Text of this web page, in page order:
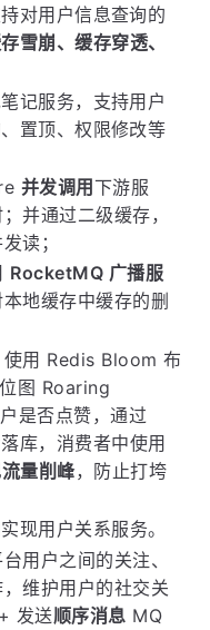
对用户信息查询的
雪崩、缓存穿透、
记服务，支持用户
置顶、权限修改等
并发调用 下游服
并通过二级缓存，
读；
RocketMQ 广播服
地缓存中缓存的删
使用 Redis Bloom 布
图 Roaring
是否点赞，通过
库，消费者中使用
量削峰，防止打垮
现用户关系服务。
用户之间的关注、
维护用户的社交关
发送顺序消息 MQ